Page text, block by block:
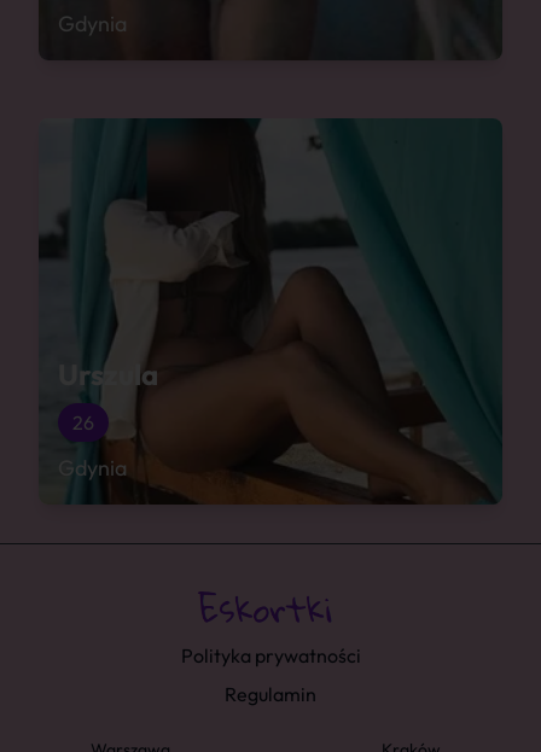
Gdynia
Urszula
26
Gdynia
Polityka prywatności
Regulamin